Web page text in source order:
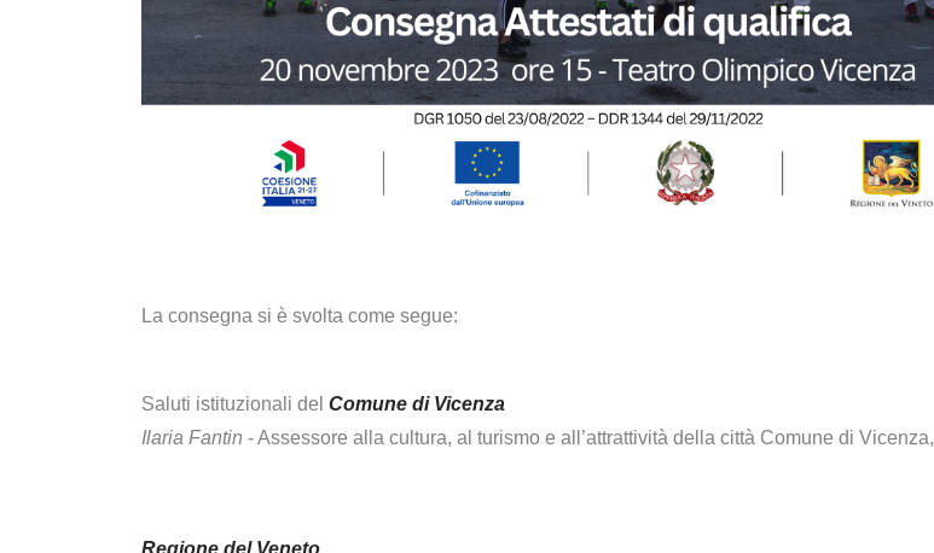
La consegna si è svolta come segue:
Saluti istituzionali del Comune di Vicenza
Ilaria Fantin - Assessore alla cultura, al turismo e all’attrattività della città Comune di Vicenza,